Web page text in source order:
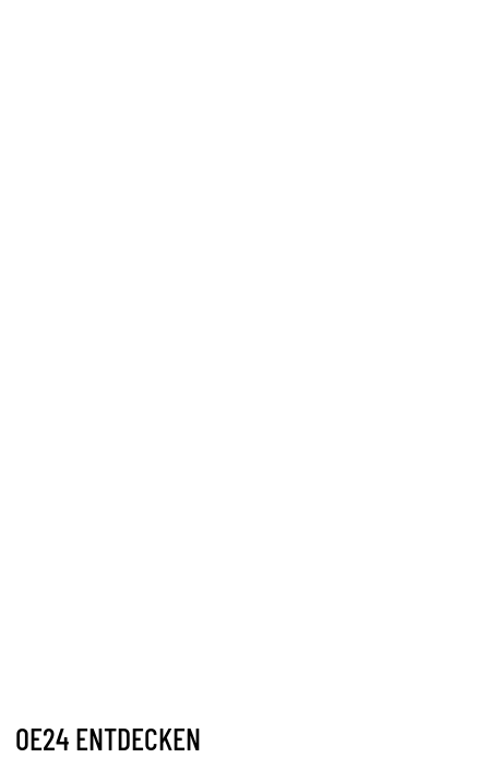
OE24 ENTDECKEN